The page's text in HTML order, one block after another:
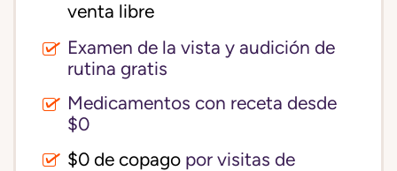
venta libre
Examen de la vista y audición de
rutina gratis
Medicamentos con receta desde
$0
$0 de copago por visitas de